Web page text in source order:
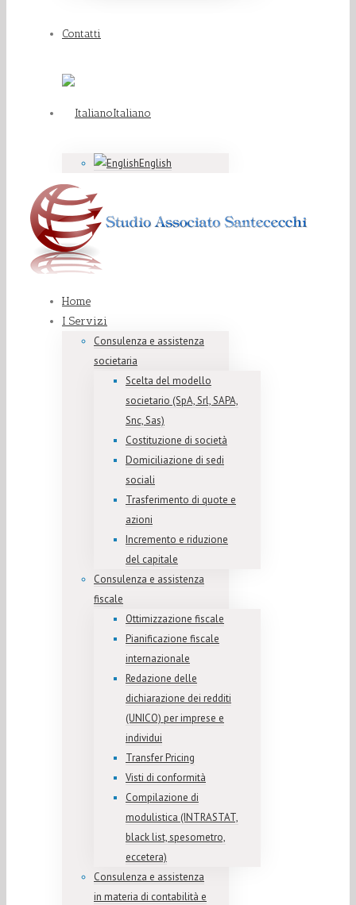
Contatti
Italiano
English
Home
I Servizi
Consulenza e assistenza
societaria
Scelta del modello
societario (SpA, Srl, SAPA,
Snc, Sas)
Costituzione di società
Domiciliazione di sedi
sociali
Trasferimento di quote e
azioni
Incremento e riduzione
del capitale
Consulenza e assistenza
fiscale
Ottimizzazione fiscale
Pianificazione fiscale
internazionale
Redazione delle
dichiarazione dei redditi
(UNICO) per imprese e
individui
Transfer Pricing
Visti di conformità
Compilazione di
modulistica (INTRASTAT,
black list, spesometro,
eccetera)
Consulenza e assistenza
in materia di contabilità e